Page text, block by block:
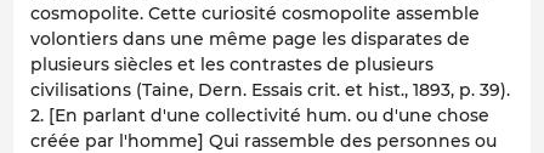
cosmopolite. Cette curiosité cosmopolite assemble
volontiers dans une même page les disparates de
plusieurs siècles et les contrastes de plusieurs
civilisations (Taine, Dern. Essais crit. et hist., 1893, p. 39).
2. [En parlant d'une collectivité hum. ou d'une chose
créée par l'homme] Qui rassemble des personnes ou